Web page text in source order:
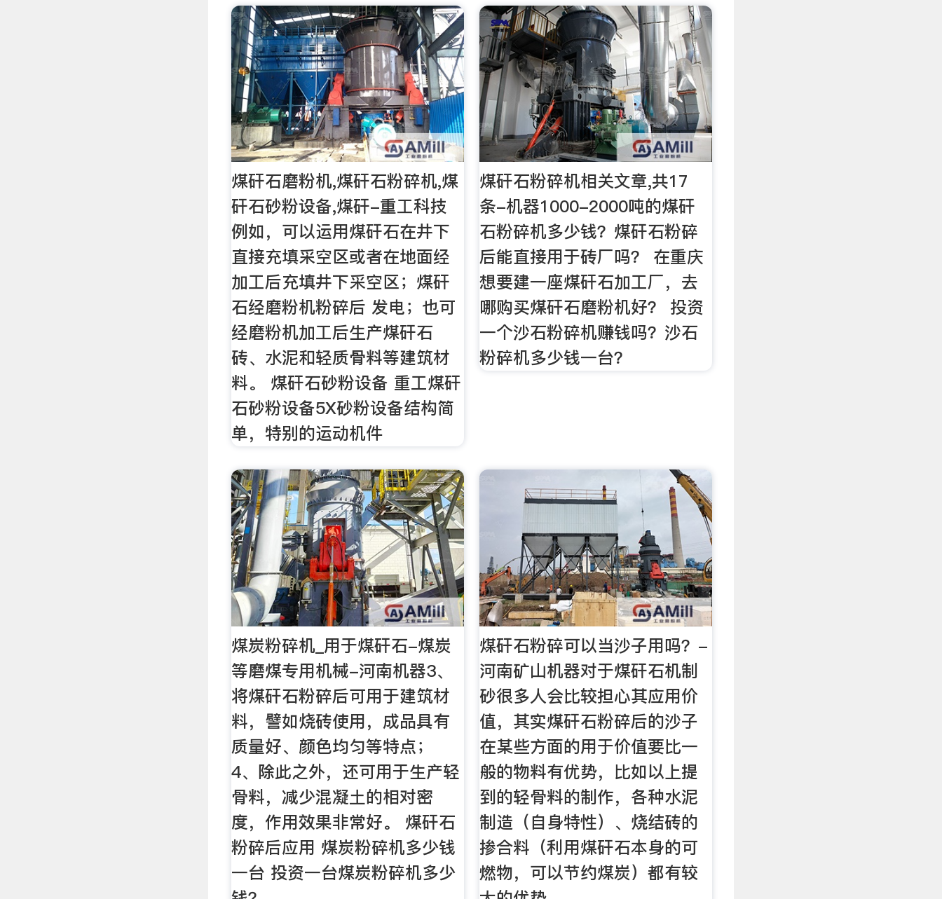
煤矸石磨粉机,煤矸石粉碎机,煤
矸石砂粉设备,煤矸-重工科技
例如，可以运用煤矸石在井下
直接充填采空区或者在地面经
加工后充填井下采空区；煤矸
石经磨粉机粉碎后 发电；也可
经磨粉机加工后生产煤矸石
砖、水泥和轻质骨料等建筑材
料。 煤矸石砂粉设备 重工煤矸
石砂粉设备5X砂粉设备结构简
单，特别的运动机件
煤矸石粉碎机相关文章,共17
条-机器1000-2000吨的煤矸
石粉碎机多少钱？煤矸石粉碎
后能直接用于砖厂吗？ 在重庆
想要建一座煤矸石加工厂，去
哪购买煤矸石磨粉机好？ 投资
一个沙石粉碎机赚钱吗？沙石
粉碎机多少钱一台？
煤炭粉碎机_用于煤矸石-煤炭
等磨煤专用机械-河南机器3、
将煤矸石粉碎后可用于建筑材
料，譬如烧砖使用，成品具有
质量好、颜色均匀等特点；
4、除此之外，还可用于生产轻
骨料，减少混凝土的相对密
度，作用效果非常好。 煤矸石
粉碎后应用 煤炭粉碎机多少钱
一台 投资一台煤炭粉碎机多少
煤矸石粉碎可以当沙子用吗？-
河南矿山机器对于煤矸石机制
砂很多人会比较担心其应用价
值，其实煤矸石粉碎后的沙子
在某些方面的用于价值要比一
般的物料有优势，比如以上提
到的轻骨料的制作，各种水泥
制造（自身特性）、烧结砖的
掺合料（利用煤矸石本身的可
燃物，可以节约煤炭）都有较